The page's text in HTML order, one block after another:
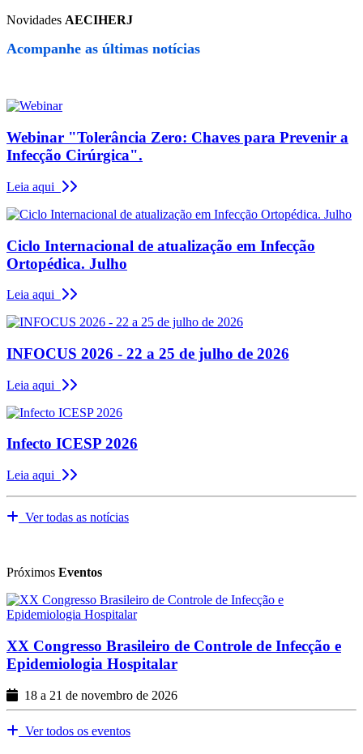
Novidades AECIHERJ
Acompanhe as últimas notícias
Webinar "Tolerância Zero: Chaves para Prevenir a
Infecção Cirúrgica".
Leia aqui
Ciclo Internacional de atualização em Infecção
Ortopédica. Julho
Leia aqui
INFOCUS 2026 - 22 a 25 de julho de 2026
Leia aqui
Infecto ICESP 2026
Leia aqui
Ver todas as notícias
Próximos Eventos
XX Congresso Brasileiro de Controle de Infecção e
Epidemiologia Hospitalar
18 a 21 de novembro de 2026
Ver todos os eventos